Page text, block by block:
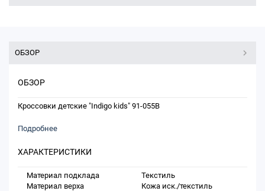
ОБЗОР
ОБЗОР
Кроссовки детские "Indigo kids" 91-055B
Подробнее
ХАРАКТЕРИСТИКИ
Материал подклада
Текстиль
Материал верха
Кожа иск./текстиль